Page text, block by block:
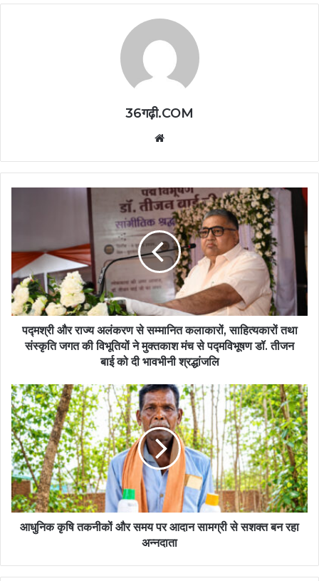
36गढ़ी.COM
पद्मश्री और राज्य अलंकरण से सम्मानित कलाकारों, साहित्यकारों तथा
संस्कृति जगत की विभूतियों ने मुक्तकाश मंच से पद्मविभूषण डॉ. तीजन
बाई को दी भावभीनी श्रद्धांजलि
आधुनिक कृषि तकनीकों और समय पर आदान सामग्री से सशक्त बन रहा
अन्नदाता